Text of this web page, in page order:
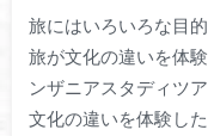
旅にはいろいろな目
旅が文化の違いを体
ンザニアスタディツ
文化の違いを体験し